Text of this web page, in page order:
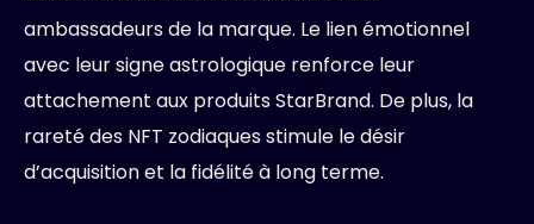
ambassadeurs de la marque. Le lien émotionnel
avec leur signe astrologique renforce leur
attachement aux produits StarBrand. De plus, la
rareté des NFT zodiaques stimule le désir
d’acquisition et la fidélité à long terme.